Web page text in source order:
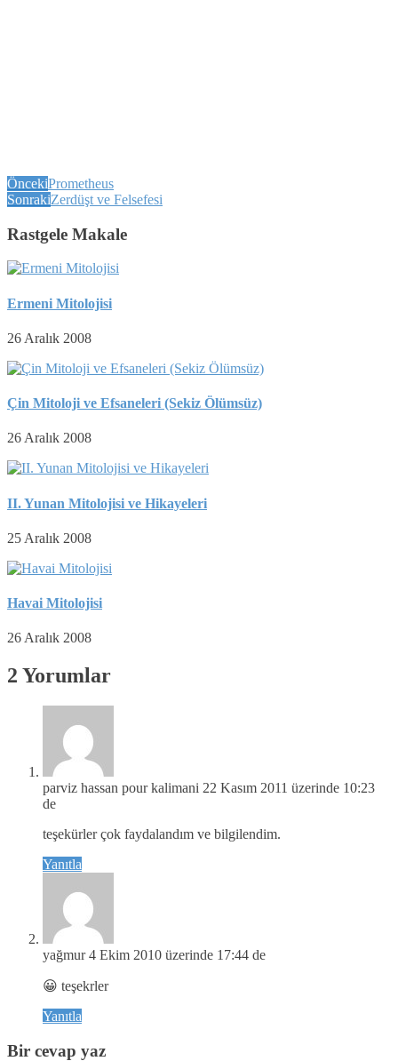
ÖncekiPrometheus
SonrakiZerdüşt ve Felsefesi
Rastgele Makale
Ermeni Mitolojisi
26 Aralık 2008
Çin Mitoloji ve Efsaneleri (Sekiz Ölümsüz)
26 Aralık 2008
II. Yunan Mitolojisi ve Hikayeleri
25 Aralık 2008
Havai Mitolojisi
26 Aralık 2008
2 Yorumlar
parviz hassan pour kalimani 22 Kasım 2011 üzerinde 10:23
de
teşekürler çok faydalandım ve bilgilendim.
Yanıtla
yağmur 4 Ekim 2010 üzerinde 17:44 de
😀 teşekrler
Yanıtla
Bir cevap yaz